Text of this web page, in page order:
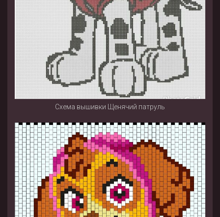
Схема вышивки Щенячий патруль